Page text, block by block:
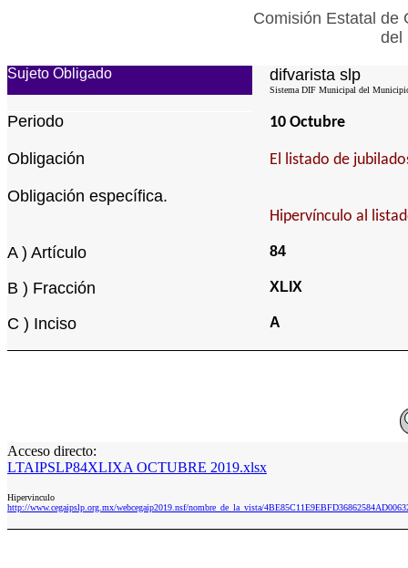
Comisión Estatal de
del
Sujeto Obligado difvarista slp
Sistema DIF Municipal del
Periodo 10 Octubre
Obligación El listado de
Obligación específica.
Hipervínculo al
A ) Artículo 84
B ) Fracción XLIX
C ) Inciso A
Acceso directo:
LTAIPSLP84XLIXA OCTUBRE 2019.xlsx
Hipervinculo
http://www.cegaipslp.org.mx/webcegaip2019.nsf/nombre_de_la_vista/